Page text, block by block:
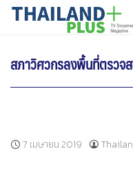
SkipTHAILANDPLUS NEWS
สภาวิศวกรลงพื้นที่ตรว
7 เมษายน 2019